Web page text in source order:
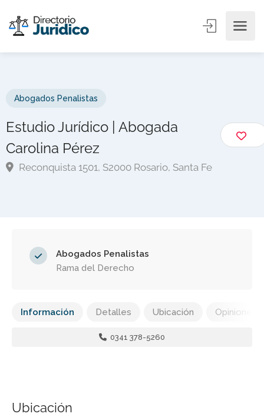
Abogados Penalistas
Estudio Jurídico | Abogada
Carolina Pérez
Reconquista 1501, S2000 Rosario, Santa Fe
Abogados Penalistas
Rama del Derecho
Información Detalles Ubicación Opiniones
0341 378-5260
Ubicación